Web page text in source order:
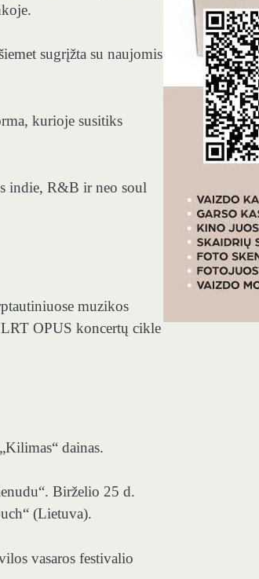
sugrįžta su naujomis
kurioje susitiks
indie, R&B ir neo soul
muzikos
LRT OPUS koncertų cikle
dainas.
Birželio 25 d.
(Lietuva).
vasaros festivalio